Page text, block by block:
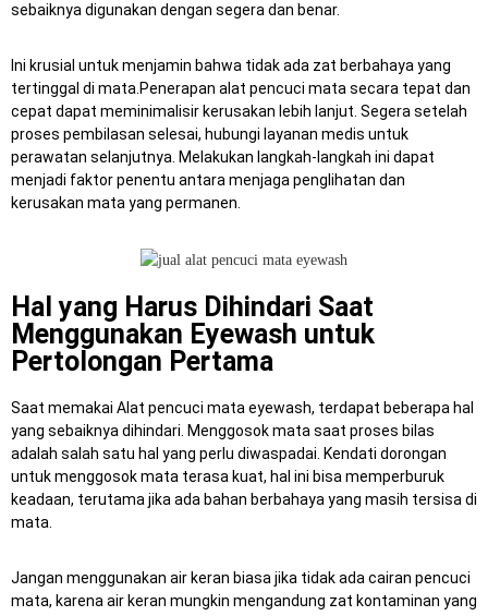
sebaiknya digunakan dengan segera dan benar.
Ini krusial untuk menjamin bahwa tidak ada zat berbahaya yang
tertinggal di mata. Penerapan alat pencuci mata secara tepat dan
cepat dapat meminimalisir kerusakan lebih lanjut. Segera setelah
proses pembilasan selesai, hubungi layanan medis untuk
perawatan selanjutnya. Melakukan langkah-langkah ini dapat
menjadi faktor penentu antara menjaga penglihatan dan
kerusakan mata yang permanen.
Hal yang Harus Dihindari Saat
Menggunakan Eyewash untuk
Pertolongan Pertama
Saat memakai Alat pencuci mata eyewash, terdapat beberapa hal
yang sebaiknya dihindari. Menggosok mata saat proses bilas
adalah salah satu hal yang perlu diwaspadai. Kendati dorongan
untuk menggosok mata terasa kuat, hal ini bisa memperburuk
keadaan, terutama jika ada bahan berbahaya yang masih tersisa di
mata.
Jangan menggunakan air keran biasa jika tidak ada cairan pencuci
mata, karena air keran mungkin mengandung zat kontaminan yang